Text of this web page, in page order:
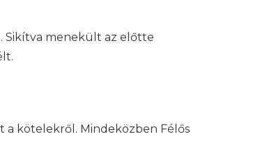
Sikítva menekült az előtte
a kötelekről. Mindeközben Félős